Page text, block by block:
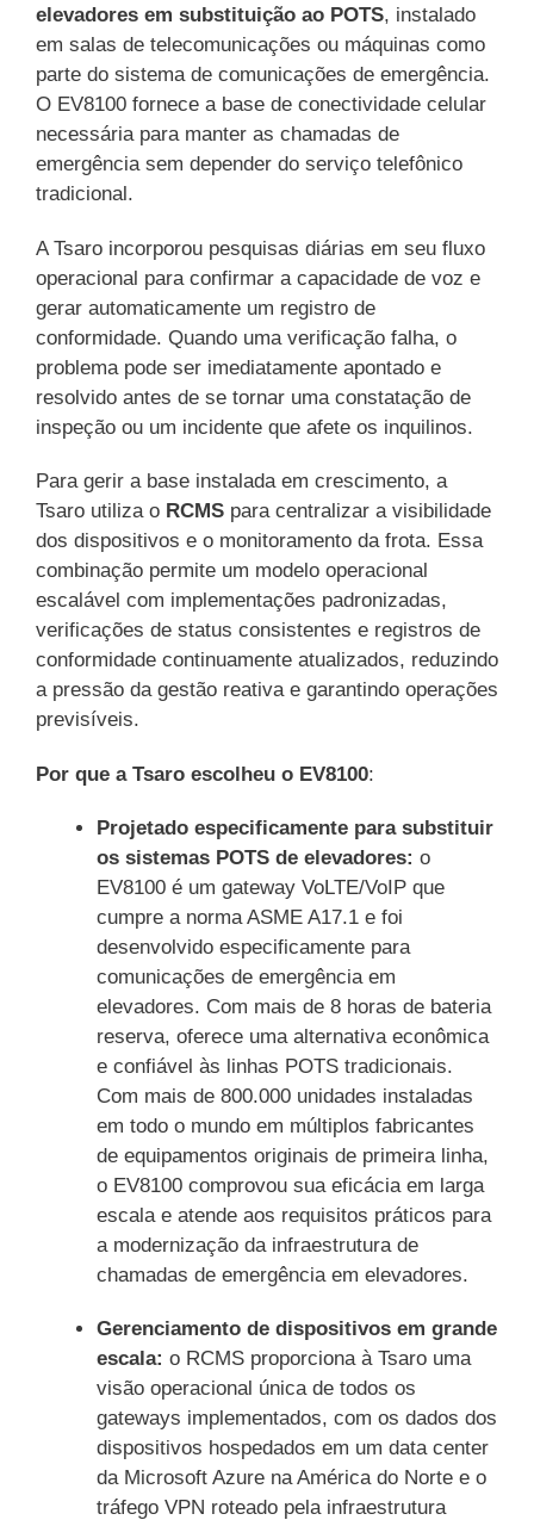
elevadores em substituição ao POTS, instalado
em salas de telecomunicações ou máquinas como
parte do sistema de comunicações de emergência.
O EV8100 fornece a base de conectividade celular
necessária para manter as chamadas de
emergência sem depender do serviço telefônico
tradicional.
A Tsaro incorporou pesquisas diárias em seu fluxo
operacional para confirmar a capacidade de voz e
gerar automaticamente um registro de
conformidade. Quando uma verificação falha, o
problema pode ser imediatamente apontado e
resolvido antes de se tornar uma constatação de
inspeção ou um incidente que afete os inquilinos.
Para gerir a base instalada em crescimento, a
Tsaro utiliza o RCMS para centralizar a visibilidade
dos dispositivos e o monitoramento da frota. Essa
combinação permite um modelo operacional
escalável com implementações padronizadas,
verificações de status consistentes e registros de
conformidade continuamente atualizados, reduzindo
a pressão da gestão reativa e garantindo operações
previsíveis.
Por que a Tsaro escolheu o EV8100:
Projetado especificamente para substituir
os sistemas POTS de elevadores: o
EV8100 é um gateway VoLTE/VoIP que
cumpre a norma ASME A17.1 e foi
desenvolvido especificamente para
comunicações de emergência em
elevadores. Com mais de 8 horas de bateria
reserva, oferece uma alternativa econômica
e confiável às linhas POTS tradicionais.
Com mais de 800.000 unidades instaladas
em todo o mundo em múltiplos fabricantes
de equipamentos originais de primeira linha,
o EV8100 comprovou sua eficácia em larga
escala e atende aos requisitos práticos para
a modernização da infraestrutura de
chamadas de emergência em elevadores.
Gerenciamento de dispositivos em grande
escala: o RCMS proporciona à Tsaro uma
visão operacional única de todos os
gateways implementados, com os dados dos
dispositivos hospedados em um data center
da Microsoft Azure na América do Norte e o
tráfego VPN roteado pela infraestrutura